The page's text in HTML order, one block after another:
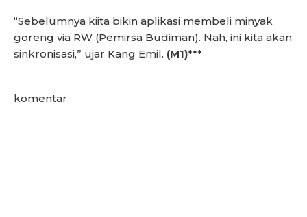
“Sebelumnya kiita bikin aplikasi membeli minyak
goreng via RW (Pemirsa Budiman). Nah, ini kita akan
sinkronisasi,” ujar Kang Emil. (M1)***
komentar